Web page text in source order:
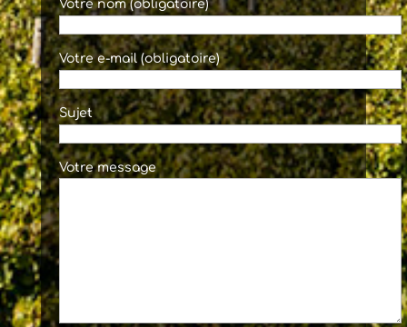
Votre nom (obligatoire)
Votre e-mail (obligatoire)
Sujet
Votre message